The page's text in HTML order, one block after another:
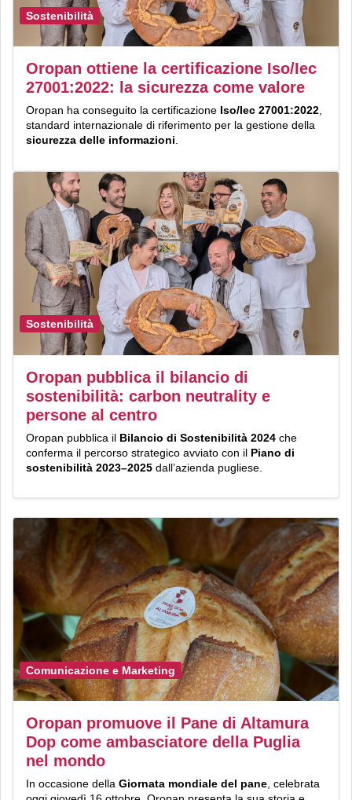
Sostenibilità
Oropan ottiene la certificazione Iso/Iec
27001:2022: la sicurezza come valore
Oropan ha conseguito la certificazione Iso/Iec 27001:2022
standard internazionale di riferimento per la gestione della
sicurezza delle informazioni
Sostenibilità
Oropan pubblica il bilancio di
sostenibilità: carbon neutrality e
persone al centro
Oropan pubblica il Bilancio di Sostenibilità 2024 che
conferma il percorso strategico avviato con il Piano di
sostenibilità 2023–2025 dall’azienda pugliese.
Comunicazione e Marketing
Oropan promuove il Pane di Altamura
Dop come ambasciatore della Puglia
nel mondo
In occasione della Giornata mondiale del pane , celebrata